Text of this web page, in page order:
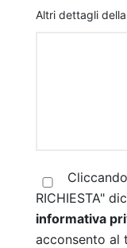
Altri dettagli
RICHIESTA"
informativa
acconsento al